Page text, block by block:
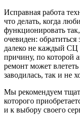
Исправная работа
что делать, когда
функционировать
очевиден:
далеко не каждый СЦ
причину, по которой
ремонт может
заводилась, так и не
Мы рекомендуем
которого
и к выбору своего